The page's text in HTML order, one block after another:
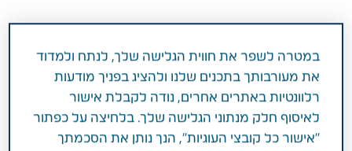
THC 6 mg CBD 1.2 mg
תחום טיפול
קנביס רפואי
במטרה לשפר את חווית הגלישה שלך, לנתח ולמדוד
את מעורבותך בתכנים שלנו ולהציג בפניך מודעות
רלוונטיות באתרים אחרים, נודה לקבלת אישור
לאיסוף חלק מנתוני הגלישה שלך. בלחיצה על כפתור
"אישור כל קובצי העוגיות", הנך נותן את הסכמתך